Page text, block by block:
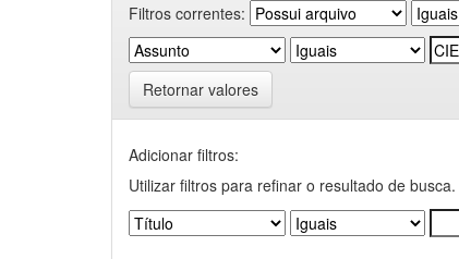
Filtros correntes:
Retornar valores
Adicionar filtros:
Utilizar filtros para refinar o resultado de busca.